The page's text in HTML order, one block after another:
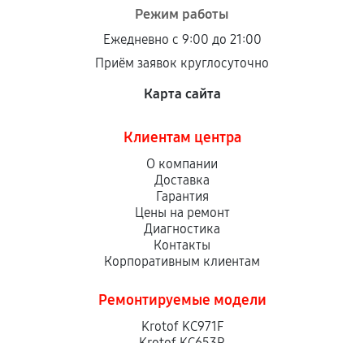
Режим работы
Ежедневно с 9:00 до 21:00
Приём заявок круглосуточно
Карта сайта
Клиентам центра
О компании
Доставка
Гарантия
Цены на ремонт
Диагностика
Контакты
Корпоративным клиентам
Ремонтируемые модели
Krotof KC971F